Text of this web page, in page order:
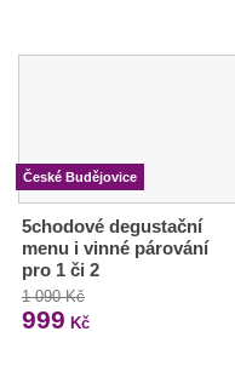
České Budějovice
5chodové degustační
menu i vinné párování
pro 1 či 2
1 090 Kč
999 Kč